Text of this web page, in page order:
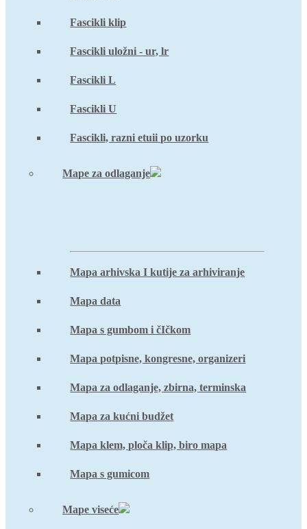
Fascikli klip
Fascikli uložni - ur, lr
Fascikli L
Fascikli U
Fascikli, razni etuii po uzorku
Mape za odlaganje
Mapa arhivska I kutije za arhiviranje
Mapa data
Mapa s gumbom i čIčkom
Mapa potpisne, kongresne, organizeri
Mapa za odlaganje, zbirna, terminska
Mapa za kućni budžet
Mapa klem, ploča klip, biro mapa
Mapa s gumicom
Mape viseće